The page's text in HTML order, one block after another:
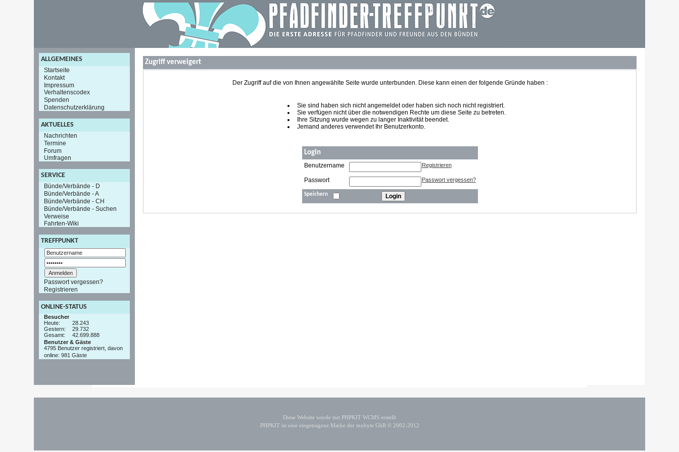
ALLGEMEINES
Startseite
Kontakt
Impressum
Verhaltenscodex
Spenden
Datenschutzerklärung
AKTUELLES
Nachrichten
Termine
Forum
Umfragen
SERVICE
Bünde/Verbände - D
Bünde/Verbände - A
Bünde/Verbände - CH
Bünde/Verbände - Suchen
Verweise
Fahrten-Wiki
TREFFPUNKT
Passwort vergessen?
Registrieren
ONLINE-STATUS
Besucher
Heute:
28.243
Gestern:
29.732
Gesamt:
42.699.888
Benutzer & Gäste
4795 Benutzer registriert, davon
online: 981 Gäste
Zugriff verweigert
Der Zugriff auf die von Ihnen angewählte Seite wurde unterbunden. Diese kann einen der folgende Gründe haben :
Sie sind haben sich nicht angemeldet oder haben sich noch nicht registriert.
Sie verfügen nicht über die notwendigen Rechte um diese Seite zu betreten.
Ihre Sitzung wurde wegen zu langer Inaktivität beendet.
Jemand anderes verwendet Ihr Benutzerkonto.
Login
Benutzername Registrieren
Passwort Passwort vergessen?
Speichern
Diese Website wurde mit PHPKIT WCMS erstellt
PHPKIT ist eine eingetragene Marke der mxbyte GbR © 2002-2012